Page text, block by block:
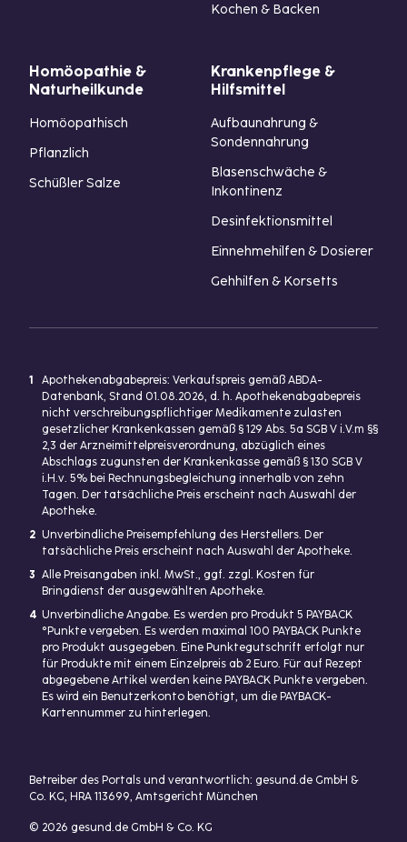
Kochen & Backen
Homöopathie &
Naturheilkunde
Homöopathisch
Pflanzlich
Schüßler Salze
Krankenpflege &
Hilfsmittel
Aufbaunahrung &
Sondennahrung
Blasenschwäche &
Inkontinenz
Desinfektionsmittel
Einnehmehilfen & Dosierer
Gehhilfen & Korsetts
1
Apothekenabgabepreis: Verkaufspreis gemäß ABDA-
Datenbank, Stand 01.08.2026, d. h. Apothekenabgabepreis
nicht verschreibungspflichtiger Medikamente zulasten
gesetzlicher Krankenkassen gemäß § 129 Abs. 5a SGB V i.V.m §§
2,3 der Arzneimittelpreisverordnung, abzüglich eines
Abschlags zugunsten der Krankenkasse gemäß § 130 SGB V
i.H.v. 5% bei Rechnungsbegleichung innerhalb von zehn
Tagen. Der tatsächliche Preis erscheint nach Auswahl der
Apotheke.
2 Unverbindliche Preisempfehlung des Herstellers. Der
tatsächliche Preis erscheint nach Auswahl der Apotheke.
3 Alle Preisangaben inkl. MwSt., ggf. zzgl. Kosten für
Bringdienst der ausgewählten Apotheke.
4 Unverbindliche Angabe. Es werden pro Produkt 5 PAYBACK
°Punkte vergeben. Es werden maximal 100 PAYBACK Punkte
pro Produkt ausgegeben. Eine Punktegutschrift erfolgt nur
für Produkte mit einem Einzelpreis ab 2 Euro. Für auf Rezept
abgegebene Artikel werden keine PAYBACK Punkte vergeben.
Es wird ein Benutzerkonto benötigt, um die PAYBACK-
Kartennummer zu hinterlegen.
Betreiber des Portals und verantwortlich: gesund.de GmbH &
Co. KG, HRA 113699, Amtsgericht München
© 2026 gesund.de GmbH & Co. KG